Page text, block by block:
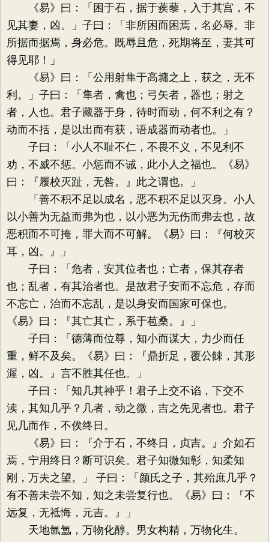
《易》曰：「困于石，据于蒺藜，入于其宫，不
见其妻，凶。」子曰：「非所困而困焉，名必辱。非
所据而据焉，身必危。既辱且危，死期将至，妻其可
得见耶！」
《易》曰：「公用射隼于高墉之上，获之，无不
利。」子曰：「隼者，禽也；弓矢者，器也；射之
者，人也。君子藏器于身，待时而动，何不利之有？
动而不括，是以出而有获，语成器而动者也。」
子曰：「小人不耻不仁，不畏不义，不见利不
劝，不威不惩。小惩而不诫，此小人之福也。《易》
曰：『履校灭趾，无咎。』此之谓也。」
「善不积不足以成名，恶不积不足以灭身。小人
以小善为无益而弗为也，以小恶为无伤而弗去也，故
恶积而不可掩，罪大而不可解。《易》曰：『何校灭
耳，凶。』」
子曰：「危者，安其位者也；亡者，保其存者
也；乱者，有其治者也。是故君子安而不忘危，存而
不忘亡，治而不忘乱，是以身安而国家可保也。
《易》曰：『其亡其亡，系于苞桑。』」
子曰：「德薄而位尊，知小而谋大，力少而任
重，鲜不及矣。《易》曰：『鼎折足，覆公餗，其形
渥，凶。』言不胜其任也。」
子曰：「知几其神乎！君子上交不谄，下交不
渎，其知几乎？几者，动之微，吉之先见者也。君子
见几而作，不俟终日。
《易》曰：『介于石，不终日，贞吉。』介如石
焉，宁用终日？断可识矣。君子知微知彰，知柔知
刚，万夫之望。」 子曰：「颜氏之子，其殆庶几乎？
有不善未尝不知，知之未尝复行也。《易》曰：『不
远复，无祗悔，元吉。』」
天地氤氲，万物化醇。男女构精，万物化生。